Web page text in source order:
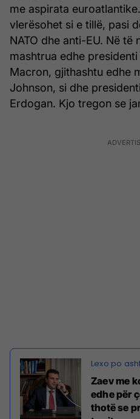
me aspirata
vlerësohet si e tillë, pasi
NATO dhe anti-EU. Në të
mashtrua edhe
Macron, gjithashtu edhe
Johnson, si dhe
Erdogan. Kjo tregon se
Zaev me
edhe për
thotë se